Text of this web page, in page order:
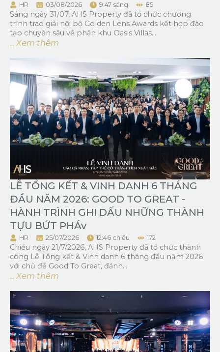
HR 03/08/2026 9:47 sáng 85
Sáng ngày 31/07, AHS Property đã tổ chức chương
trình trao giải nội bộ Golden Lens Awards kết hợp đào
tạo chuyên sâu về phân khu Oasis Villas...
... Xem thêm
LỄ TỔNG KẾT & VINH DANH 6 THÁNG
ĐẦU NĂM 2026: GOOD TO GREAT -
HÀNH TRÌNH GHI DẤU NHỮNG THÀNH
TỰU BỨT PHÁv
HR 25/07/2026 12:46 chiều 172
Chiều ngày 21/7/2026, AHS Property đã tổ chức thành
công Lễ Tổng kết & Vinh danh 6 tháng đầu năm 2026
với chủ đề Good To Great, đánh...
... Xem thêm